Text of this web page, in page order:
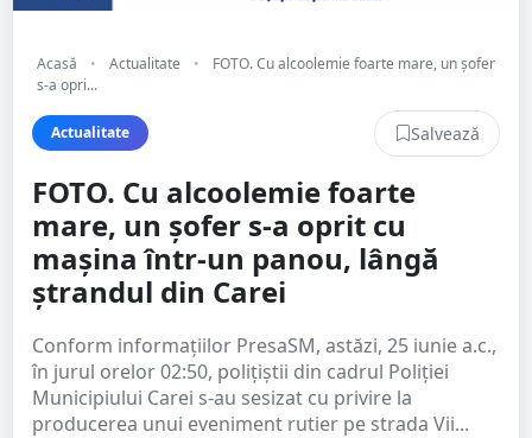
Acasă • Actualitate •
FOTO. Cu alcoolemie foarte mare, un șofer
s-a opri...
Actualitate Salvează
FOTO. Cu alcoolemie foarte
mare, un șofer s-a oprit cu
mașina într-un panou, lângă
ștrandul din Carei
Conform informațiilor PresaSM, astăzi, 25 iunie a.c.,
în jurul orelor 02:50, polițiștii din cadrul Poliției
Municipiului Carei s-au sesizat cu privire la
producerea unui eveniment rutier pe strada Vii...